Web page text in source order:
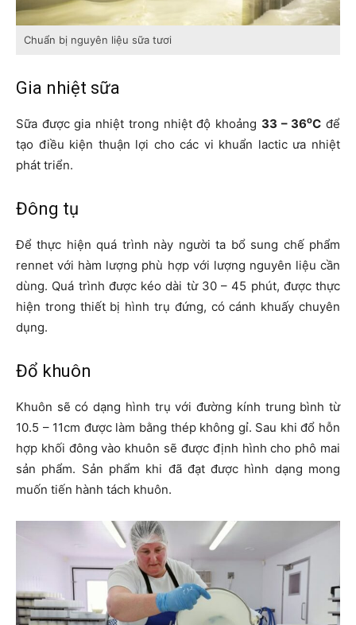
Chuẩn bị nguyên liệu sữa tươi
Gia nhiệt sữa
Sữa được gia nhiệt trong nhiệt độ khoảng 33 – 36oC để
tạo điều kiện thuận lợi cho các vi khuẩn lactic ưa nhiệt
phát triển.
Đông tụ
Để thực hiện quá trình này người ta bổ sung chế phẩm
rennet với hàm lượng phù hợp với lượng nguyên liệu cần
dùng. Quá trình được kéo dài từ 30 – 45 phút, được thực
hiện trong thiết bị hình trụ đứng, có cánh khuấy chuyên
dụng.
Đổ khuôn
Khuôn sẽ có dạng hình trụ với đường kính trung bình từ
10.5 – 11cm được làm bằng thép không gỉ. Sau khi đổ hỗn
hợp khối đông vào khuôn sẽ được định hình cho phô mai
sản phẩm. Sản phẩm khi đã đạt được hình dạng mong
muốn tiến hành tách khuôn.